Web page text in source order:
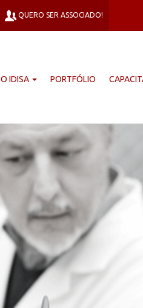
QUERO SER ASSOCIADO!
O IDISA PORTFÓLIO